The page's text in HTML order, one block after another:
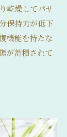
乾燥してパサ
保持力が低下
機能を持たな
が蓄積されて